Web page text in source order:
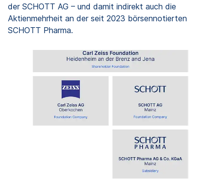
der SCHOTT AG – und damit indirekt auch die
Aktienmehrheit an der seit 2023 börsennotierten
SCHOTT Pharma.